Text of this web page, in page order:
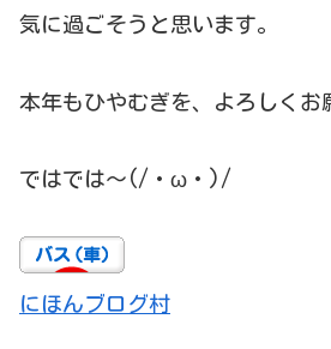
気に過ごそうと思います。
本年もひやむぎを、よろしくお
ではでは～(/・ω・)/
にほんブログ村